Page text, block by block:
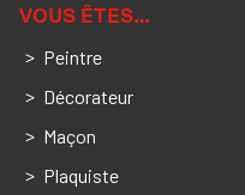
VOUS ÊTES…
Peintre
Décorateur
Maçon
Plaquiste